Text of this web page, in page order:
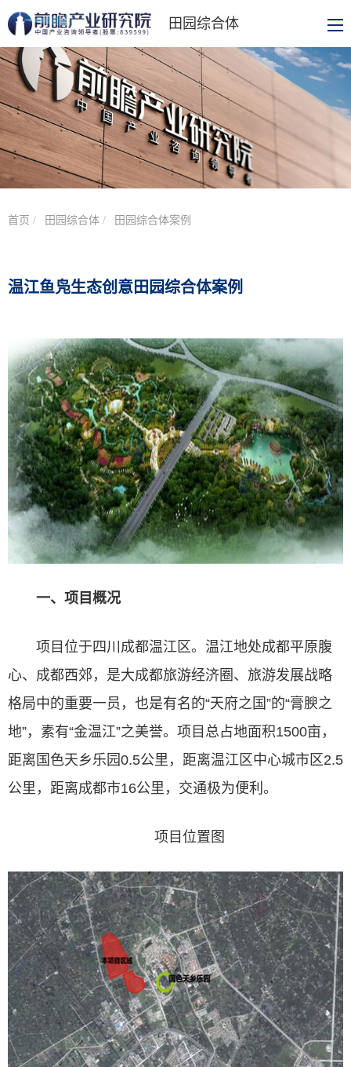
田园综合体
首页 田园综合体 田园综合体案例
温江鱼凫生态创意田园综合体案例
一、项目概况
项目位于四川成都温江区。温江地处成都平原腹
心、成都西郊，是大成都旅游经济圈、旅游发展战略
格局中的重要一员，也是有名的“天府之国”的“膏腴之
地”，素有“金温江”之美誉。项目总占地面积1500亩，
距离国色天乡乐园0.5公里，距离温江区中心城市区2.5
公里，距离成都市16公里，交通极为便利。
项目位置图